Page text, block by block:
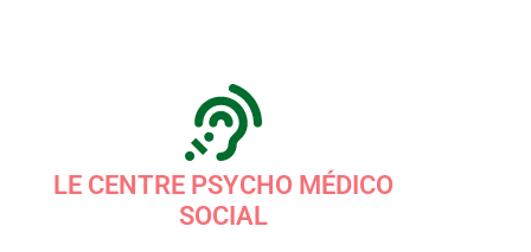
LE CENTRE PSYCHO MÉDICO
SOCIAL